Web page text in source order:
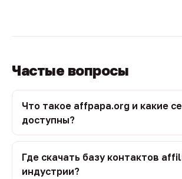
Частые вопросы
Что такое affpapa.org и какие
доступны?
Где скачать базу контактов
индустрии?